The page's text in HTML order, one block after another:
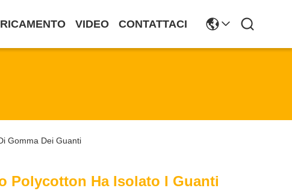
VIDEO CONTATTACI
Gomma Dei Guanti
Polycotton Ha Isolato I Guanti